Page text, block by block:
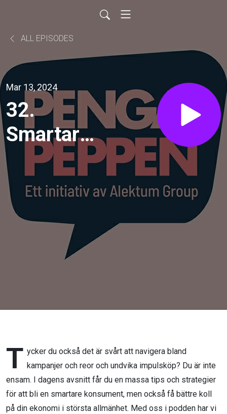
ALL EPISODES
Mar 13, 2024
32.
Smartare
shopping
och en
plånbok i
balans:
Isabella
från
T ycker du också det är svårt att navigera bland
kampanjer och reor och undvika impulsköp? Du är inte
ensam. I dagens avsnitt får du en massa tips och strategier
för att bli en smartare konsument, men också få bättre koll
på din ekonomi i största allmänhet. Med oss i podden har vi